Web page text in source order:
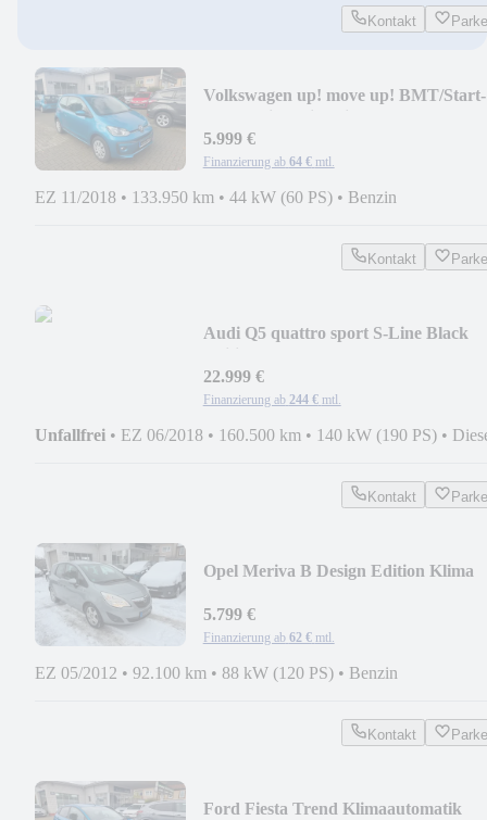
Kontakt
Volkswagen up! move up! BMT/Start-
5.999 €
Finanzierung ab 64 € mtl.
EZ 11/2018 • 133.950 km • 44 kW (60 PS) • Benzin
Kontakt
Audi Q5 quattro sport S-Line Black
22.999 €
Finanzierung ab 244 € mtl.
Unfallfrei • EZ 06/2018 • 160.500 km • 140 kW (190 PS) •
Kontakt
Opel Meriva B Design Edition Klima
5.799 €
Finanzierung ab 62 € mtl.
EZ 05/2012 • 92.100 km • 88 kW (120 PS) • Benzin
Kontakt
Ford Fiesta Trend Klimaautomatik